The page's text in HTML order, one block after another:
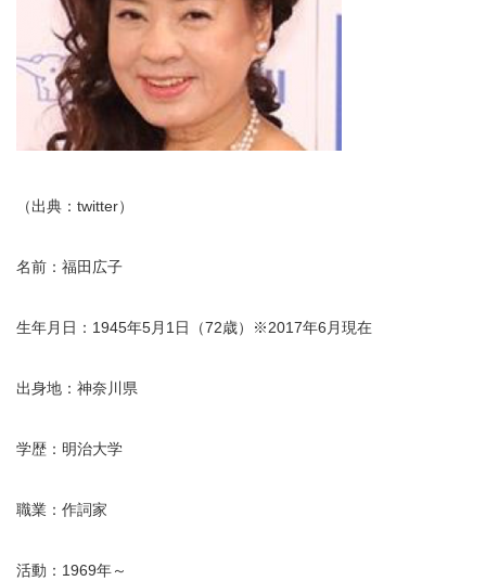
（出典：twitter）
名前：福田広子
生年月日：1945年5月1日（72歳）※2017年6月現在
出身地：神奈川県
学歴：明治大学
職業：作詞家
活動：1969年～